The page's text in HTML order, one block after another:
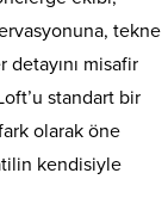
tekne
misafir
standart bir
olarak öne
kendisiyle